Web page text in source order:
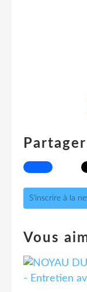
S'inscrire à la
Vous